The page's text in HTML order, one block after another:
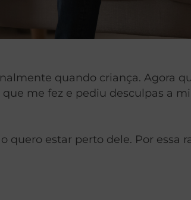
quando criança. Agora
me fez e pediu desculpas a
quero estar perto dele. Por essa